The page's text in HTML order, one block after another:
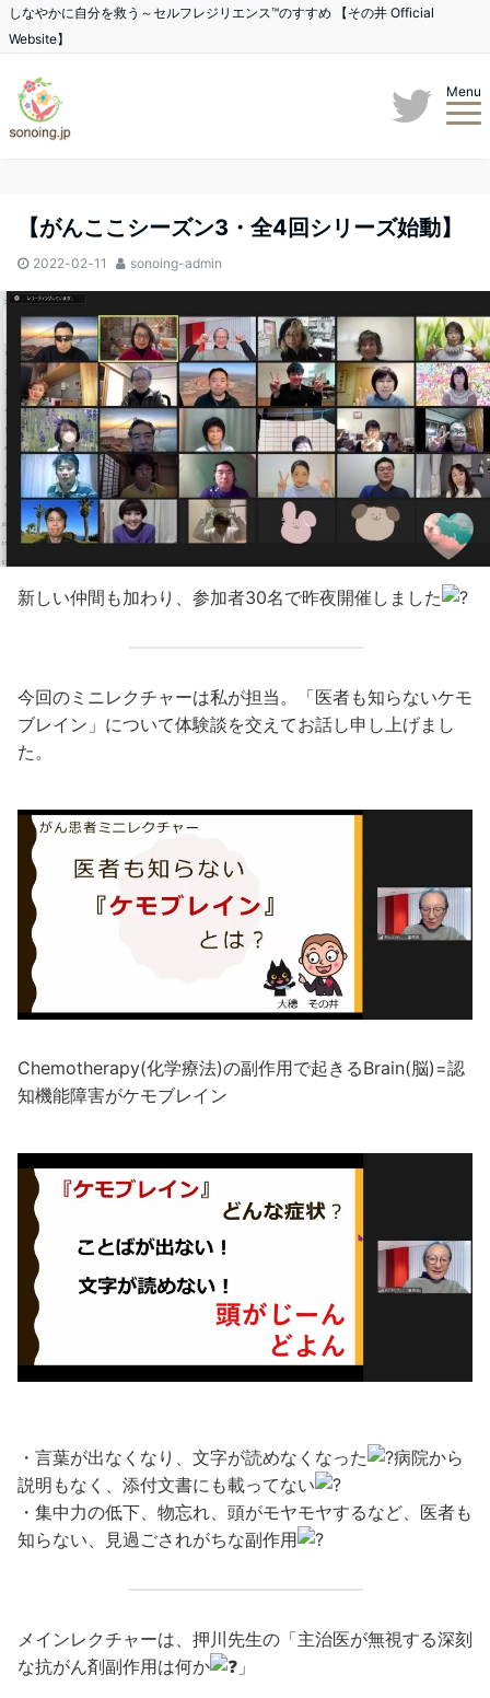
しなやかに自分を救う～セルフレジリエンス™のすすめ 【その井 Official
Website】
Menu
【がんここシーズン3・全4回シリーズ始動】
2022-02-11 sonoing-admin
新しい仲間も加わり、参加者30名で昨夜開催しました
今回のミニレクチャーは私が担当。「医者も知らないケモ
ブレイン」について体験談を交えてお話し申し上げまし
た。
Chemotherapy(化学療法)の副作用で起きるBrain(脳)=認
知機能障害がケモブレイン
・言葉が出なくなり、文字が読めなくなった
病院から
説明もなく、添付文書にも載ってない
・集中力の低下、物忘れ、頭がモヤモヤするなど、医者も
知らない、見過ごされがちな副作用
メインレクチャーは、押川先生の「主治医が無視する深刻
な抗がん剤副作用は何か
」